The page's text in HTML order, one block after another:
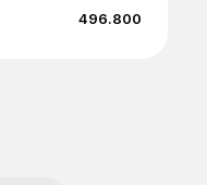
496.800